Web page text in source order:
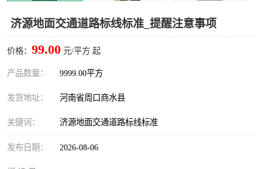
济源地面交通道路标线标准_提醒注意事项
价格： 99.00 元/平方 起
产品数量： 9999.00平方
发货地址： 河南省周口商水县
关键词： 济源地面交通道路标线标准
发布日期： 2026-08-06